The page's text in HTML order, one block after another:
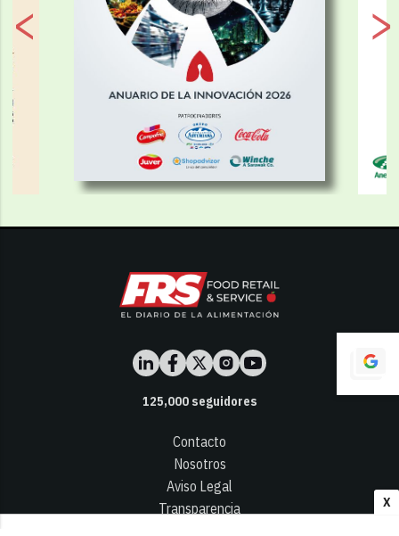
X
125,000seguidores
Contacto
Nosotros
Aviso Legal
Transparencia